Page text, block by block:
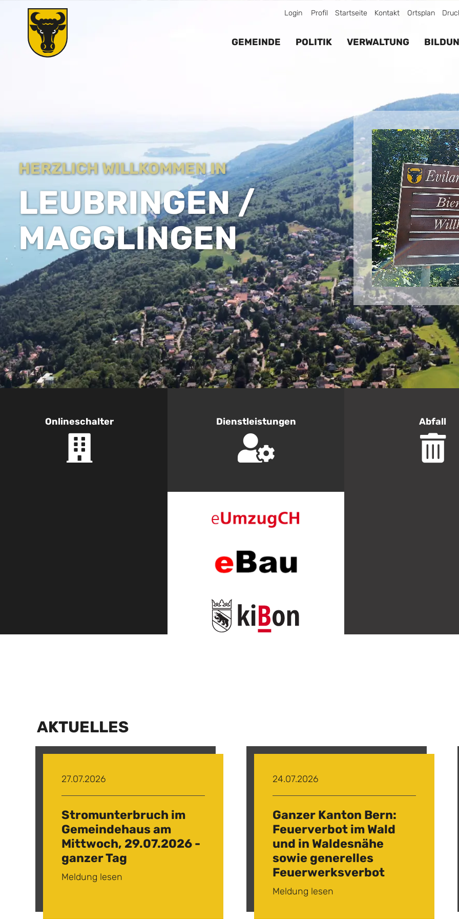
Profil Startseite Kontakt Ortsplan
Login
GEMEINDE POLITIK VERWALTUNG
HERZLICH WILLKOMMEN IN
LEUBRINGEN /
MAGGLINGEN
Online­schalter Dienst­leistungen Abfall
AKTUELLES
27.07.2026
Stromunterbruch im
Gemeindehaus am
Mittwoch, 29.07.2026 -
ganzer Tag
Meldung lesen
24.07.2026
Ganzer Kanton Bern:
Feuerverbot im Wald
und in Waldesnähe
sowie generelles
Feuerwerksverbot
Meldung lesen